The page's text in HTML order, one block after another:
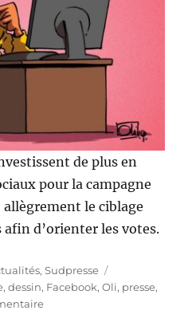
de plus en
pour la campagne
le ciblage
d’orienter les votes.
,Sudpresse
,dessin, Facebook,Oli, presse,
sur